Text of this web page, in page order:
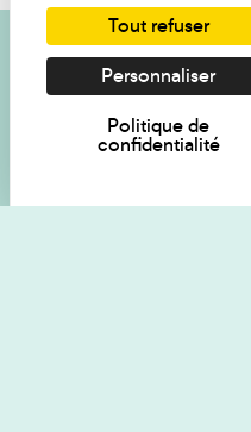
Je souhaite
Inscrivez-
Tout refuser
Personnaliser
Politique de
confidentialité